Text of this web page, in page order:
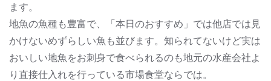
ます。
地魚の魚種も豊富で、「本日のおすすめ」では他店では見
かけないめずらしい魚も並びます。知られてないけど実は
おいしい地魚をお刺身で食べられるのも地元の水産会社よ
り直接仕入れを行っている市場食堂ならでは。